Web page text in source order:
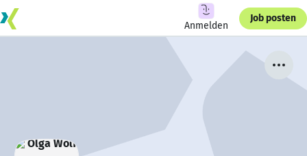
Anmelden
Job posten